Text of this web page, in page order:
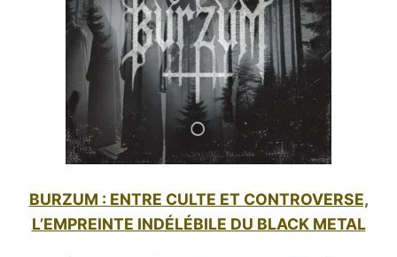
BURZUM : ENTRE CULTE ET CONTROVERSE,
L’EMPREINTE INDÉLÉBILE DU BLACK METAL